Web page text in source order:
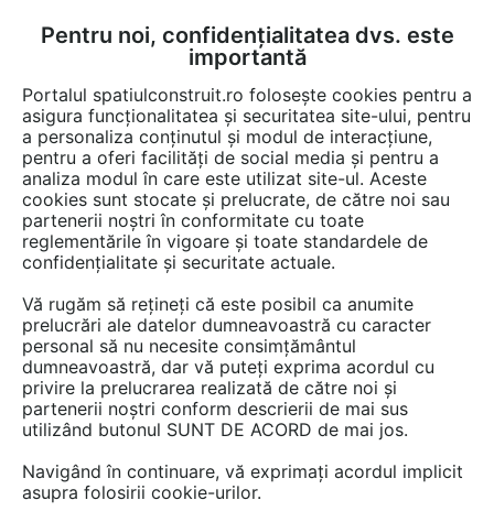
FĂ-ȚI CONT LOGIN
CUM SE FACE
EȘTI AICI: Video
Proces de fabricare mobilier din lemn
masiv Casa Mobila Simex
488 afisari
Pentru noi, confidențialitatea dvs. este
importantă
Portalul spatiulconstruit.ro folosește cookies pentru a
asigura funcționalitatea și securitatea site-ului, pentru
a personaliza conținutul și modul de interacțiune,
pentru a oferi facilități de social media și pentru a
analiza modul în care este utilizat site-ul. Aceste
cookies sunt stocate și prelucrate, de către noi sau
partenerii noștri în conformitate cu toate
reglementările în vigoare și toate standardele de
confidențialitate și securitate actuale.
Vă rugăm să rețineți că este posibil ca anumite
prelucrări ale datelor dumneavoastră cu caracter
personal să nu necesite consimțământul
dumneavoastră, dar vă puteți exprima acordul cu
privire la prelucrarea realizată de către noi și
partenerii noștri conform descrierii de mai sus
utilizând butonul SUNT DE ACORD de mai jos.
Navigând în continuare, vă exprimați acordul implicit
asupra folosirii cookie-urilor.